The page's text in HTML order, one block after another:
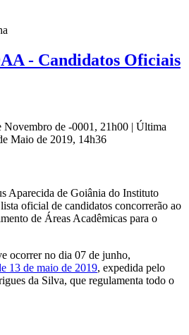
- Candidatos Oficiais
de -0001, 21h00 | Última
Maio de 2019, 14h36
Aparecida de Goiânia do Instituto
oficial de candidatos concorrerão ao
de Áreas Acadêmicas para o
ocorrer no dia 07 de junho,
13 de maio de 2019, expedida pelo
da Silva, que regulamenta todo o